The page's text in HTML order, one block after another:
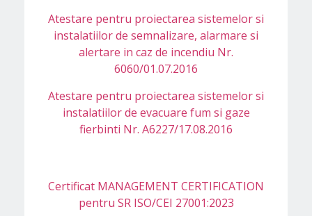
Atestare pentru proiectarea sistemelor si
instalatiilor de semnalizare, alarmare si
alertare in caz de incendiu Nr.
6060/01.07.2016
Atestare pentru proiectarea sistemelor si
instalatiilor de evacuare fum si gaze
fierbinti Nr. A6227/17.08.2016
Certificat MANAGEMENT CERTIFICATION
pentru SR ISO/CEI 27001:2023